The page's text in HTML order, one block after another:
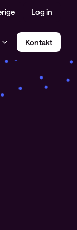
Log in
Kontakt